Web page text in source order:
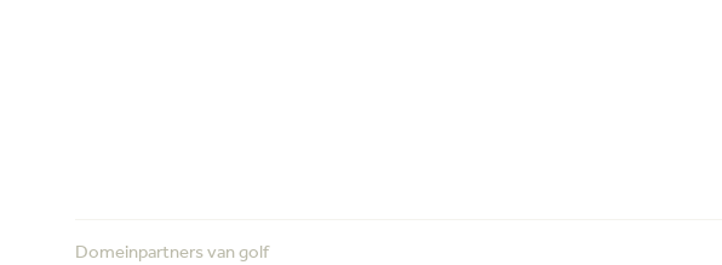
Domeinpartners van golf